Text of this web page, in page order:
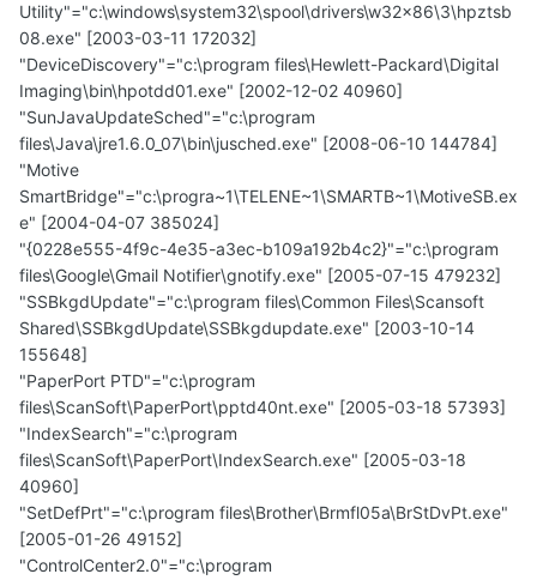
Utility"="c:\windows\system32\spool\drivers\w32x86\3\hpztsb
08.exe" [2003-03-11 172032]
"DeviceDiscovery"="c:\program files\Hewlett-Packard\Digital
Imaging\bin\hpotdd01.exe" [2002-12-02 40960]
"SunJavaUpdateSched"="c:\program
files\Java\jre1.6.0_07\bin\jusched.exe" [2008-06-10 144784]
"Motive
SmartBridge"="c:\progra~1\TELENE~1\SMARTB~1\MotiveSB.ex
e" [2004-04-07 385024]
"{0228e555-4f9c-4e35-a3ec-b109a192b4c2}"="c:\program
files\Google\Gmail Notifier\gnotify.exe" [2005-07-15 479232]
"SSBkgdUpdate"="c:\program files\Common Files\Scansoft
Shared\SSBkgdUpdate\SSBkgdupdate.exe" [2003-10-14
155648]
"PaperPort PTD"="c:\program
files\ScanSoft\PaperPort\pptd40nt.exe" [2005-03-18 57393]
"IndexSearch"="c:\program
files\ScanSoft\PaperPort\IndexSearch.exe" [2005-03-18
40960]
"SetDefPrt"="c:\program files\Brother\Brmfl05a\BrStDvPt.exe"
[2005-01-26 49152]
"ControlCenter2.0"="c:\program